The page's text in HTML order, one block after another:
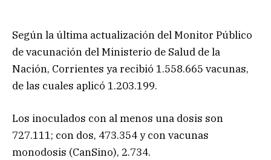
Según la última actualización del Monitor Público
de vacunación del Ministerio de Salud de la
Nación, Corrientes ya recibió 1.558.665 vacunas,
de las cuales aplicó 1.203.199.
Los inoculados con al menos una dosis son
727.111; con dos, 473.354 y con vacunas
monodosis (CanSino), 2.734.